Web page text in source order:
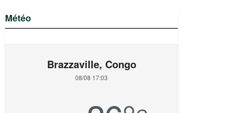
Météo
Brazzaville, Congo
08/08 17:03